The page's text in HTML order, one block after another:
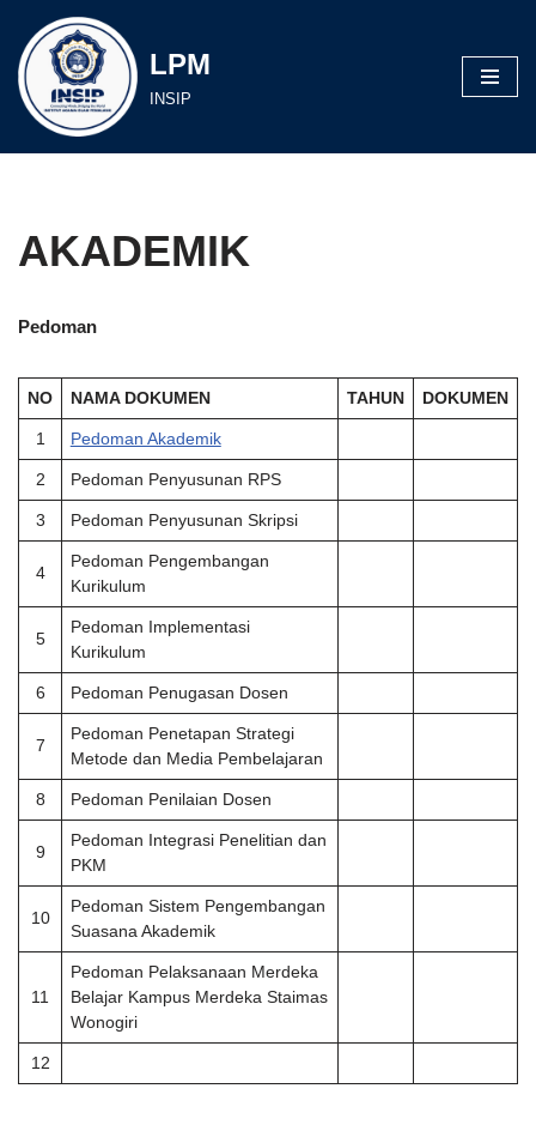
Lompat
ke
konten
LPM
INSIP
AKADEMIK
Pedoman
NO NAMA DOKUMEN TAHUN DOKUMEN
1 Pedoman Akademik
2 Pedoman Penyusunan RPS
3 Pedoman Penyusunan Skripsi
4
Pedoman Pengembangan
Kurikulum
5
Pedoman Implementasi
Kurikulum
6 Pedoman Penugasan Dosen
7
Pedoman Penetapan Strategi
Metode dan Media Pembelajaran
8 Pedoman Penilaian Dosen
9
Pedoman Integrasi Penelitian dan
PKM
10
Pedoman Sistem Pengembangan
Suasana Akademik
11
Pedoman Pelaksanaan Merdeka
Belajar Kampus Merdeka Staimas
Wonogiri
12